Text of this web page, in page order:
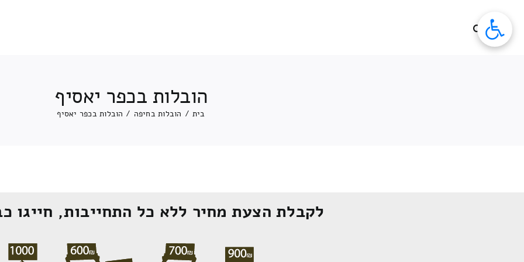
הובלות בכפר יאסיף
בית / הובלות בחיפה / הובלות בכפר יאסיף
לקבלת הצעת מחיר ללא כל התחייבות, חייגו